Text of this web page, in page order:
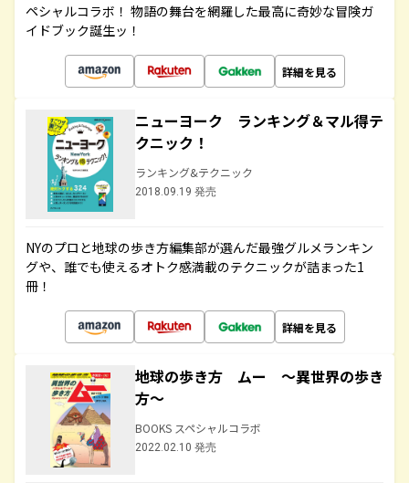
ペシャルコラボ！ 物語の舞台を網羅した最高に奇妙な冒険ガ
イドブック誕生ッ！
詳細を見る
ニューヨーク ランキング＆マル得テ
クニック！
ランキング&テクニック
2018.09.19 発売
NYのプロと地球の歩き方編集部が選んだ最強グルメランキン
グや、誰でも使えるオトク感満載のテクニックが詰まった1
冊！
詳細を見る
地球の歩き方 ムー ～異世界の歩き
方～
BOOKS スペシャルコラボ
2022.02.10 発売